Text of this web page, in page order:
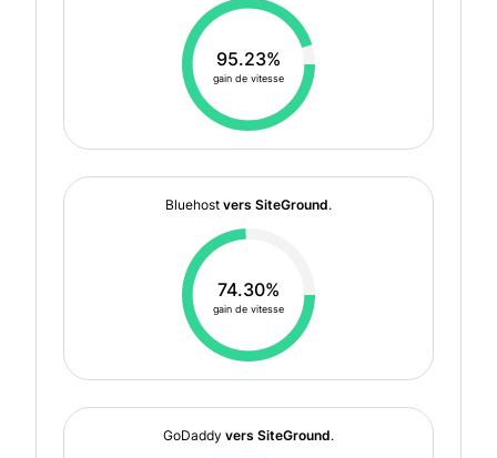
95.23%
gain de vitesse
Bluehost vers SiteGround.
74.30%
gain de vitesse
GoDaddy vers SiteGround.